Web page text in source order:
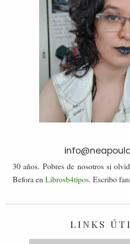
30 años. Pobres de nosotros si
Befora en Librosb4tipos. Escribo
LINKS